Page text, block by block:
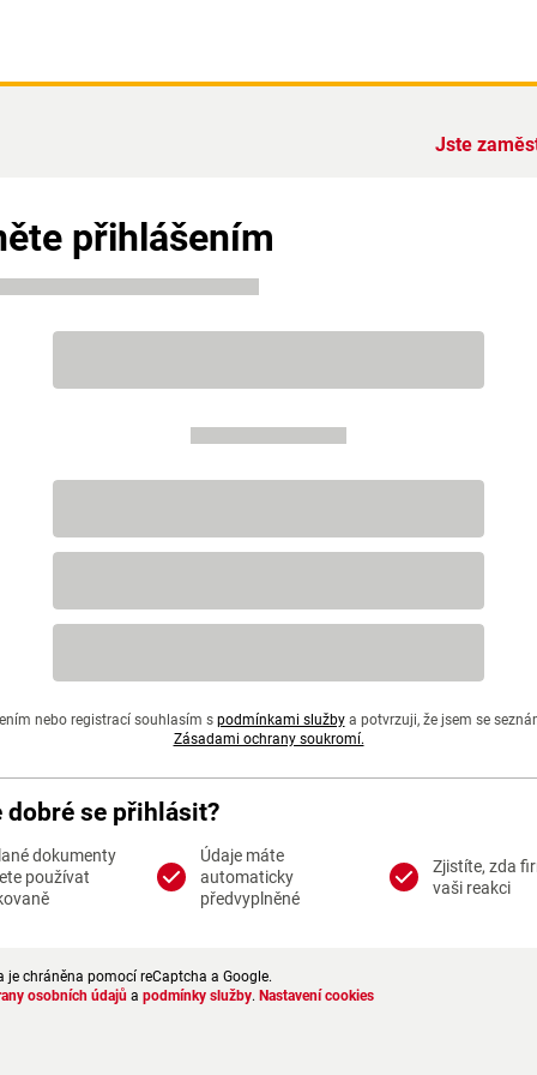
Jste
přihlášením
nebo registrací souhlasím s podmínkami službya potvrzuji, že jsem se
Zásadami ochrany soukromí.
dobré se přihlásit?
dokumenty
používat
Údaje máte
automaticky
předvyplněné
Zjistíte, zda
vaši reakci
je chráněna pomocí reCaptcha a Google.
osobních údajů a podmínky služby. Nastavení cookies